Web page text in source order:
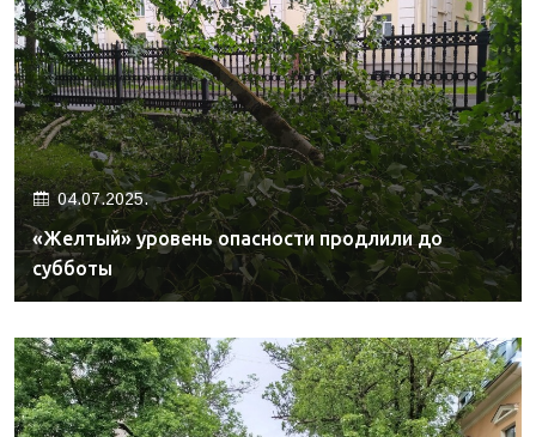
04.07.2025.
«Желтый» уровень опасности продлили до
субботы